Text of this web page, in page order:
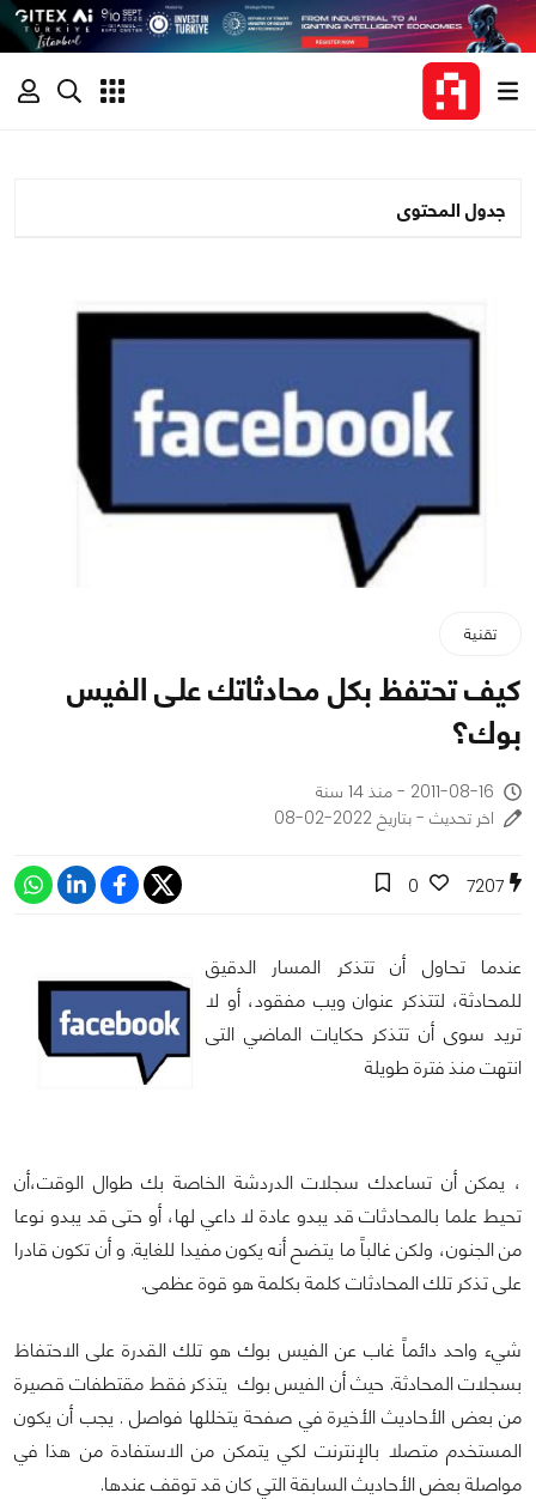
جدول المحتوى
تقنية
كيف تحتفظ بكل محادثاتك على الفيس
بوك؟
2011-08-16 - منذ 14 سنة
اخر تحديث - بتاريخ 2022-02-08
7207
0
عندما تحاول أن تتذكر المسار الدقيق
للمحادثة، لتتذكر عنوان ويب مفقود، أو لا
تريد سوى أن تتذكر حكايات الماضي التى
انتهت منذ فترة طويلة
، يمكن أن تساعدك سجلات الدردشة الخاصة بك طوال الوقت،أن
تحيط علما بالمحادثات قد يبدو عادة لا داعي لها، أو حتى قد يبدو نوعا
من الجنون، ولكن غالباً ما يتضح أنه يكون مفيدا للغاية. و أن تكون قادرا
على تذكر تلك المحادثات كلمة بكلمة هو قوة عظمى.
شيء واحد دائماً غاب عن الفيس بوك هو تلك القدرة على الاحتفاظ
بسجلات المحادثة. حيث أن الفيس بوك يتذكر فقط مقتطفات قصيرة
من بعض الأحاديث الأخيرة في صفحة يتخللها فواصل . يجب أن يكون
المستخدم متصلا بالإنترنت لكي يتمكن من الاستفادة من هذا في
مواصلة بعض الأحاديث السابقة التي كان قد توقف عندها.